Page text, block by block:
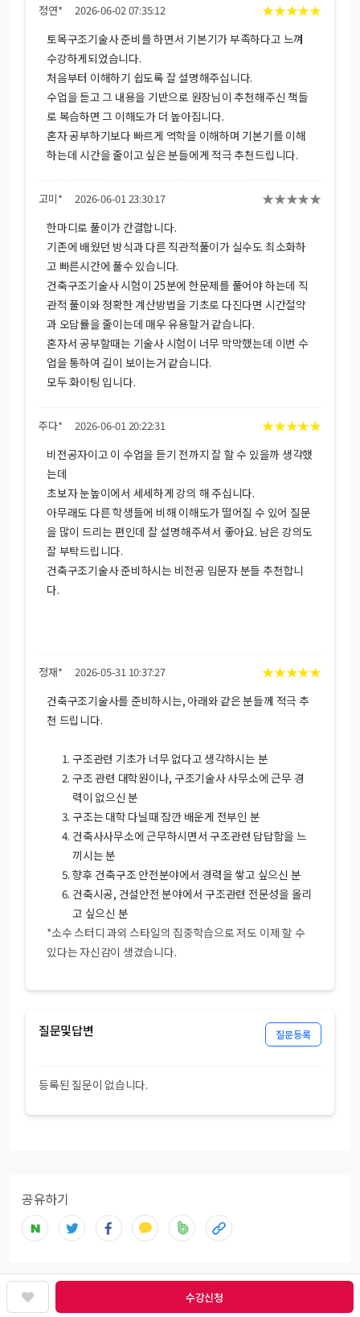
정연* 2026-06-02 07:35:12 ★★★★★
토목구조기술사 준비를 하면서 기본기가 부족하다고 느껴
수강하게되었습니다.
처음부터 이해하기 쉽도록 잘 설명해주십니다.
수업을 듣고 그 내용을 기반으로 원장님이 추천해주신 책들
로 복습하면 그 이해도가 더 높아집니다.
혼자 공부하기보다 빠르게 역학을 이해하며 기본기를 이해
하는데 시간을 줄이고 싶은 분들에게 적극 추천드립니다.
고미* 2026-06-01 23:30:17 ★★★★★
한마디로 풀이가 간결합니다.
기존에 배웠던 방식과 다른 직관적풀이가 실수도 최소화하
고 빠른시간에 풀수 있습니다.
건축구조기술사 시험이 25분에 한문제를 풀어야 하는데 직
관적 풀이와 정확한 계산방법을 기초로 다진다면 시간절약
과 오답률을 줄이는데 매우 유용할거 같습니다.
혼자서 공부할때는 기술사 시험이 너무 막막했는데 이번 수
업을 통하여 길이 보이는거 같습니다.
모두 화이팅 입니다.
주다* 2026-06-01 20:22:31 ★★★★★
비전공자이고 이 수업을 듣기 전까지 잘 할 수 있을까 생각했
는데
초보자 눈높이에서 세세하게 강의 해 주십니다.
아무래도 다른 학생들에 비해 이해도가 떨어질 수 있어 질문
을 많이 드리는 편인데 잘 설명해주셔서 좋아요. 남은 강의도
잘 부탁드립니다.
건축구조기술사 준비하시는 비전공 입문자 분들 추천합니
다.
정재* 2026-05-31 10:37:27 ★★★★★
건축구조기술사를 준비하시는, 아래와 같은 분들께 적극 추
천 드립니다.
구조관련 기초가 너무 없다고 생각하시는 분
구조 관련 대학원이나, 구조기술사 사무소에 근무 경
력이 없으신 분
구조는 대학 다닐때 잠깐 배운게 전부인 분
건축사사무소에 근무하시면서 구조관련 답답함을 느
끼시는 분
향후 건축구조 안전분야에서 경력을 쌓고 싶으신 분
건축시공, 건설안전 분야에서 구조관련 전문성을 올리
고 싶으신 분
*소수 스터디 과외 스타일의 집중학습으로 저도 이제 할 수
있다는 자신감이 생겼습니다.
질문및답변 질문등록
등록된 질문이 없습니다.
공유하기
수강신청